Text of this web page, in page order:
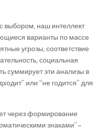
выбором, наш интеллект
варианты по массе
угрозы, соответствие
социальная
суммирует эти анализы в
или “не годится” для
через формирование
знаками” –